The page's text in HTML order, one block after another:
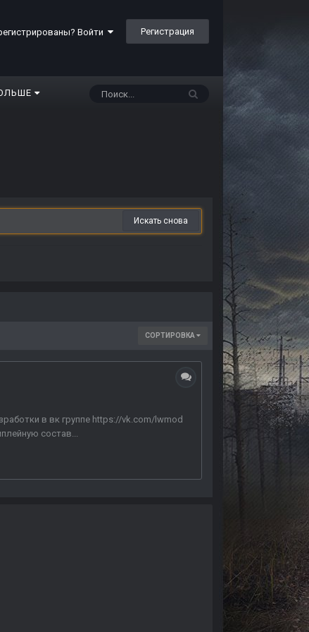
Войти Регистрация
Искать снова
СОРТИРОВКА
в вк группе https://vk.com/lwmod
состав...